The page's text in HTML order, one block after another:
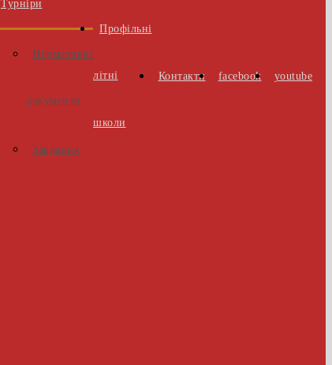
Турніри
Нормативні
документи
Завдання
Профільні
літні
школи
Контакти facebook youtube